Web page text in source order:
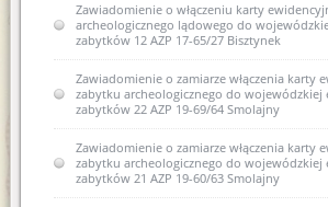
Zawiadomienie o włączeniu karty
archeologicznego lądowego do
zabytków 12 AZP 17-65/27 Bisztynek
Zawiadomienie o zamiarze włączenia karty
zabytku archeologicznego do wojewódzkiej
zabytków 22 AZP 19-69/64 Smolajny
Zawiadomienie o zamiarze włączenia karty
zabytku archeologicznego do wojewódzkiej
zabytków 21 AZP 19-60/63 Smolajny